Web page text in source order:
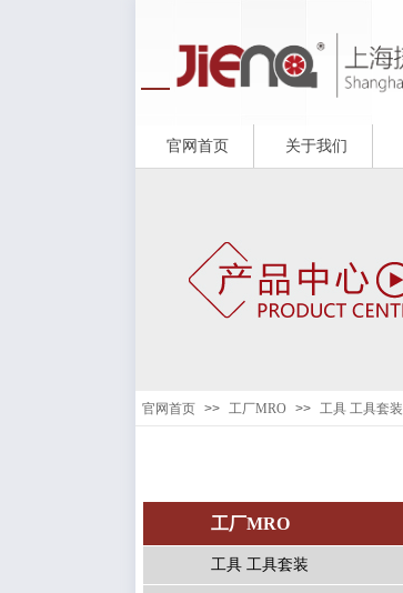
官网首页 关于我们
官网首页 >> 工厂MRO >> 工具 工具套装
工厂MRO
工具 工具套装